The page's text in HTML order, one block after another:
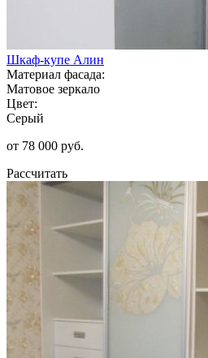
Шкаф-купе Алин
Материал фасада:
Матовое зеркало
Цвет:
Серый
от 78 000 руб.
Рассчитать